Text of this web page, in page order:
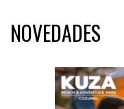
NOVEDADES